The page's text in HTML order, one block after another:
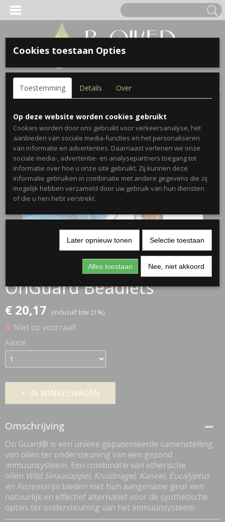
Inloggen Registreren
(0)
Home >Blends>On Guard™>OnGuard Beadlets
OnGuard Beadlets
€ 20,17 (inclusief btw 21%)
✘ Niet op voorraad
Aantal
IN WINKELWAGEN
Omschrijving
On Guard® is een unieke gepatenteerde samenstelling
van oliën ter ondersteuning van een gezond
immuunsysteem. Een combinatie van etherische
oliën Wild Sinaasappel, Kruidnagel, Kaneel, Eucalyptus
en Rozemarijn bieden met hun aangename geur een
natuurlijk en effectief alternatief voor de synthetische
opties ter ondersteuning van het immuunsysteem.
Cookies toestaan Opties
Toestemming Details Over
Op deze website worden cookies gebruikt
Cookies worden door ons gebruikt voor verkeersanalyse, het
aanbieden van sociale media-functies en het personaliseren
van informatie en advertenties. Daarnaast verlenen we onze
sociale media-, advertentie- en analysepartners toegang tot
informatie over hoe u onze site gebruikt. Zij kunnen deze
informatie gebruiken in combinatie met andere gegevens die zij
mogelijk hebben verzameld door uw gebruik van hun diensten
of die u hen hebt verstrekt.
Later opnieuw tonen Selectie toestaan
Alles toestaan Nee, niet akkoord